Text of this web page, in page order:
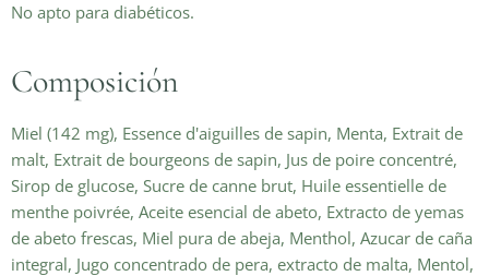
No apto para diabéticos.
Composición
Miel (142 mg), Essence d'aiguilles de sapin, Menta, Extrait de
malt, Extrait de bourgeons de sapin, Jus de poire concentré,
Sirop de glucose, Sucre de canne brut, Huile essentielle de
menthe poivrée, Aceite esencial de abeto, Extracto de yemas
de abeto frescas, Miel pura de abeja, Menthol, Azucar de caña
integral, Jugo concentrado de pera, extracto de malta, Mentol,